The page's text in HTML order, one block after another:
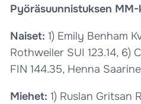
Pyöräsuunnistuksen MM-
Naiset: 1) Emily Benham
Rothweiler SUI 123.14, 6)
FIN 144.35, Henna
Miehet: 1) Ruslan Gritsan